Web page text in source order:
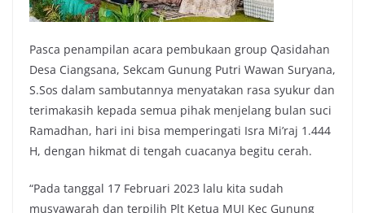
Pasca penampilan acara pembukaan group Qasidahan
Desa Ciangsana, Sekcam Gunung Putri Wawan Suryana,
S.Sos dalam sambutannya menyatakan rasa syukur dan
terimakasih kepada semua pihak menjelang bulan suci
Ramadhan, hari ini bisa memperingati Isra Mi’raj 1.444
H, dengan hikmat di tengah cuacanya begitu cerah.
“Pada tanggal 17 Februari 2023 lalu kita sudah
musyawarah dan terpilih Plt Ketua MUI Kec Gunung